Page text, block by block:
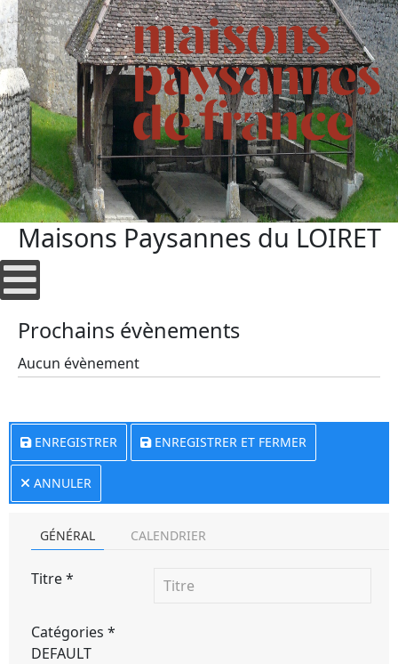
Maisons Paysannes du LOIRET
Prochains évènements
Aucun évènement
ENREGISTRER ENREGISTRER ET FERMER
ANNULER
GÉNÉRAL CALENDRIER
Titre*
Catégories *
DEFAULT